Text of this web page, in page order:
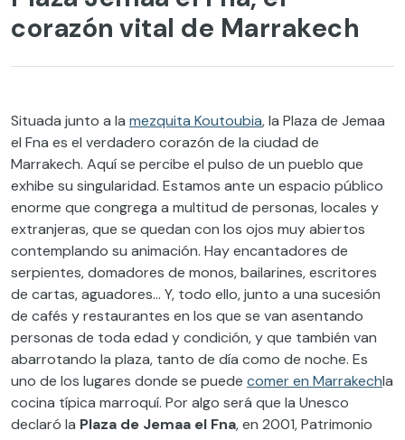
corazón vital de Marrakech
Situada junto a la mezquita Koutoubia, la Plaza de Jemaa
el Fna es el verdadero corazón de la ciudad de
Marrakech. Aquí se percibe el pulso de un pueblo que
exhibe su singularidad. Estamos ante un espacio público
enorme que congrega a multitud de personas, locales y
extranjeras, que se quedan con los ojos muy abiertos
contemplando su animación. Hay encantadores de
serpientes, domadores de monos, bailarines, escritores
de cartas, aguadores… Y, todo ello, junto a una sucesión
de cafés y restaurantes en los que se van asentando
personas de toda edad y condición, y que también van
abarrotando la plaza, tanto de día como de noche. Es
uno de los lugares donde se puede comer en Marrakechla
cocina típica marroquí. Por algo será que la Unesco
declaró la Plaza de Jemaa el Fna, en 2001, Patrimonio